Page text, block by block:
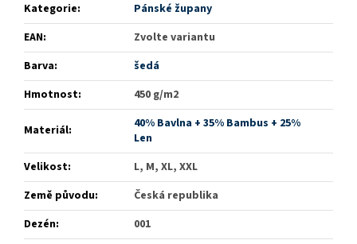
Kategorie:
Pánské župany
EAN:
Zvolte variantu
Barva:
šedá
Hmotnost: 450 g/m2
Materiál:
40% Bavlna + 35% Bambus + 25%
Len
Velikost:
L, M, XL, XXL
Země původu:
Česká republika
Dezén:
001